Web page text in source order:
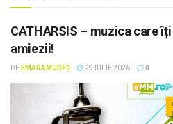
CATHARSIS – muzica care
amiezii!
DE EMARAMUREȘ 29 IULIE 2026 0